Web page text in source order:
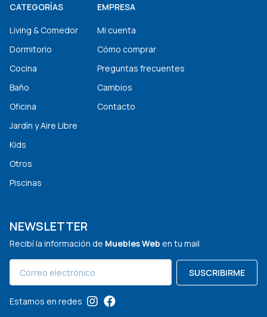
CATEGORÍAS
Living & Comedor
Dormitorio
Cocina
Baño
Oficina
Jardín y Aire Libre
Kids
Otros
Piscinas
EMPRESA
Mi cuenta
Cómo comprar
Preguntas frecuentes
Cambios
Contacto
NEWSLETTER
Recibí la información de Muebles Web en tu mail
SUSCRIBIRME
Estamos en redes